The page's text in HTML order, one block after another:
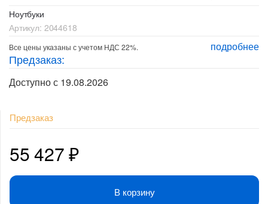
Ноутбуки
Артикул: 2044618
подробнее
Все цены указаны с учетом НДС 22%.
Предзаказ:
Доступно с 19.08.2026
Предзаказ
55 427₽
В корзину